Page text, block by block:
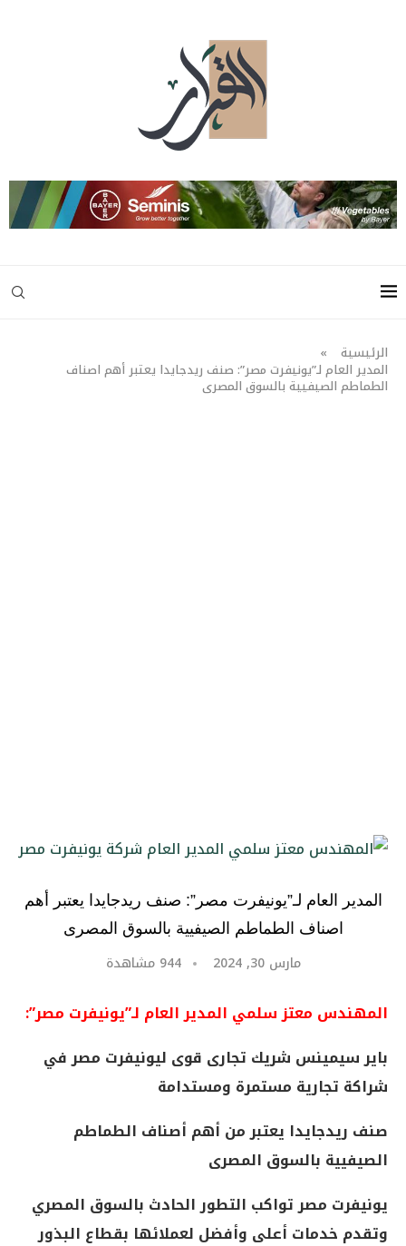
الرئيسية »
المدير العام لـ”يونيفرت مصر”: صنف ريدجايدا يعتبر أهم اصناف
الطماطم الصيفيية بالسوق المصرى
المدير العام لـ”يونيفرت مصر”: صنف ريدجايدا يعتبر أهم
اصناف الطماطم الصيفيية بالسوق المصرى
مارس 30, 2024 944 مشاهدة
المهندس معتز سلمي المدير العام لـ”يونيفرت مصر”:
باير سيمينس شريك تجارى قوى ليونيفرت مصر في
شراكة تجارية مستمرة ومستدامة
صنف ريدجايدا يعتبر من أهم أصناف الطماطم
الصيفيية بالسوق المصرى
يونيفرت مصر تواكب التطور الحادث بالسوق المصري
وتقدم خدمات أعلى وأفضل لعملائها بقطاع البذور